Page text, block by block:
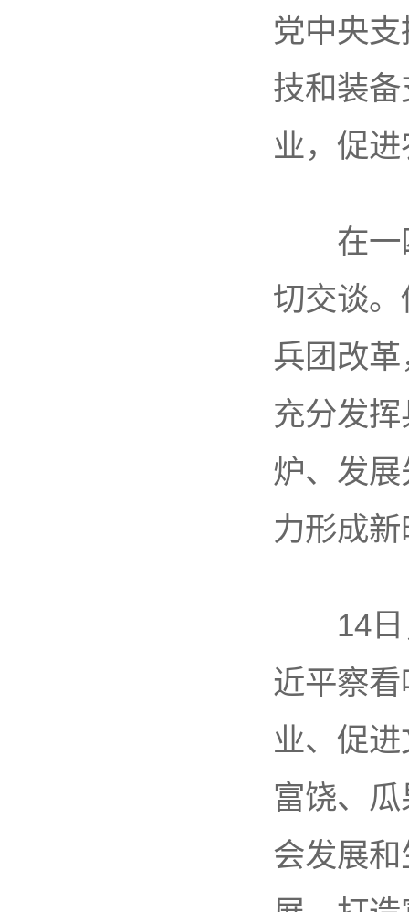
党中央
技和装
业，促
在一四
切交谈
兵团改
充分发
炉、发
力形成
14日，
近平察
业、促
富饶、
会发展